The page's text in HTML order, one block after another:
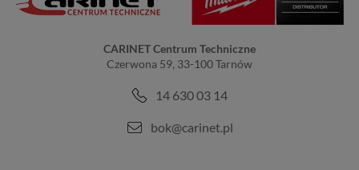
CARINET Centrum Techniczne
Czerwona 59, 33-100 Tarnów
14 630 03 14
bok@carinet.pl